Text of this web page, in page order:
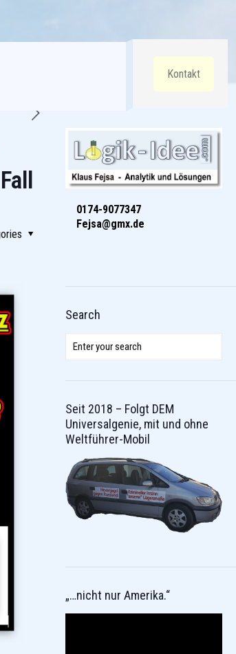
Kontakt
0174-9077347
Fejsa@gmx.de
Search
Seit 2018 – Folgt DEM
Universalgenie, mit und ohne
Weltführer-Mobil
„…nicht nur Amerika.“